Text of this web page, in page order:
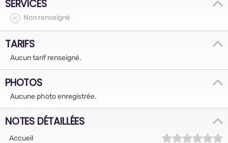
SERVICES
Non renseigné
TARIFS
Aucun tarif renseigné.
PHOTOS
Aucune photo enregistrée.
NOTES DÉTAILLÉES
Accueil